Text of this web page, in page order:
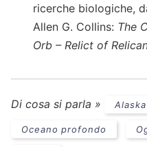
ricerche biologiche,
Allen G. Collins: The
Orb – Relict of
Di cosa si parla » Alaska
Oceano profondo